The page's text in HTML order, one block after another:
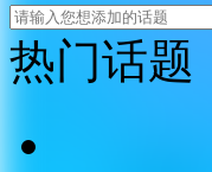
热门话题